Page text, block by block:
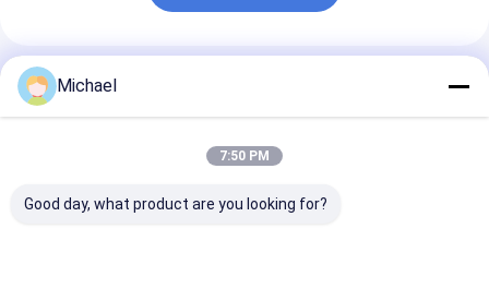
Συνιστώμενα Προϊόντα
Michael
7:50 PM
Good day, what product are you looking for?